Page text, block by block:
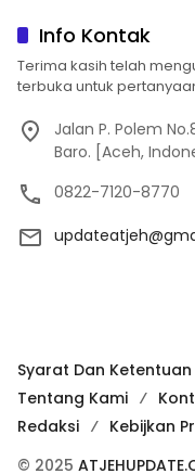
Info Kontak
Terima kasih telah
terbuka untuk
Jalan P. Polem
Baro. [Aceh,
0822-7120-8770
Syarat Dan Ketentuan
Tentang Kami
Redaksi
Kebijkan
© 2025